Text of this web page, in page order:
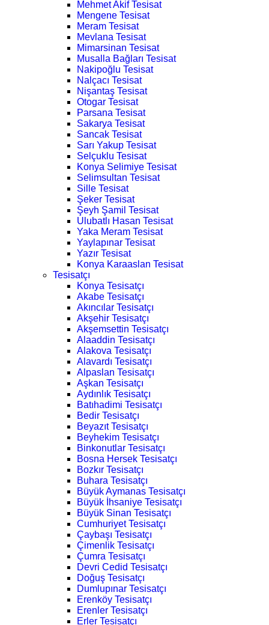
Mehmet Akif Tesisat
Mengene Tesisat
Meram Tesisat
Mevlana Tesisat
Mimarsinan Tesisat
Musalla Bağları Tesisat
Nakipoğlu Tesisat
Nalçacı Tesisat
Nişantaş Tesisat
Otogar Tesisat
Parsana Tesisat
Sakarya Tesisat
Sancak Tesisat
Sarı Yakup Tesisat
Selçuklu Tesisat
Konya Selimiye Tesisat
Selimsultan Tesisat
Sille Tesisat
Şeker Tesisat
Şeyh Şamil Tesisat
Ulubatlı Hasan Tesisat
Yaka Meram Tesisat
Yaylapınar Tesisat
Yazır Tesisat
Konya Karaaslan Tesisat
Tesisatçı
Konya Tesisatçı
Akabe Tesisatçı
Akıncılar Tesisatçı
Akşehir Tesisatçı
Akşemsettin Tesisatçı
Alaaddin Tesisatçı
Alakova Tesisatçı
Alavardı Tesisatçı
Alpaslan Tesisatçı
Aşkan Tesisatçı
Aydınlık Tesisatçı
Batıhadimi Tesisatçı
Bedir Tesisatçı
Beyazıt Tesisatçı
Beyhekim Tesisatçı
Binkonutlar Tesisatçı
Bosna Hersek Tesisatçı
Bozkır Tesisatçı
Buhara Tesisatçı
Büyük Aymanas Tesisatçı
Büyük İhsaniye Tesisatçı
Büyük Sinan Tesisatçı
Cumhuriyet Tesisatçı
Çaybaşı Tesisatçı
Çimenlik Tesisatçı
Çumra Tesisatçı
Devri Cedid Tesisatçı
Doğuş Tesisatçı
Dumlupınar Tesisatçı
Erenköy Tesisatçı
Erenler Tesisatçı
Erler Tesisatçı